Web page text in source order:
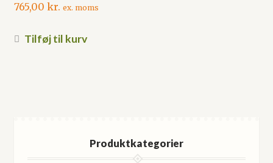
765,00 kr. ex. moms
Tilføj til kurv
Produktkategorier